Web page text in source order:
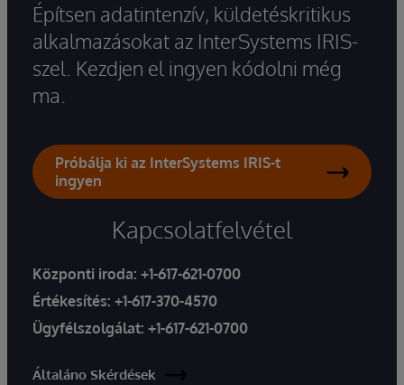
Építsen adatintenzív, küldetéskritikus
alkalmazásokat az InterSystems IRIS-
szel. Kezdjen el ingyen kódolni még
ma.
Próbálja ki az InterSystems IRIS-t
ingyen
Kapcsolatfelvétel
Központi iroda: +1-617-621-0700
Értékesítés: +1-617-370-4570
Ügyfélszolgálat: +1-617-621-0700
Általáno Skérdések